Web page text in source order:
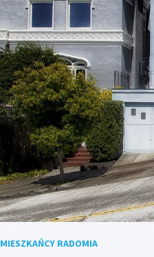
MIESZKAŃCY RADOMIA